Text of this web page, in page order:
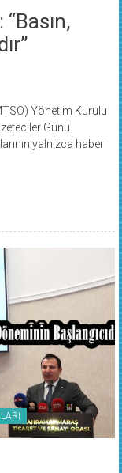
Yönetim Kurulu
Günü
yalnızca haber